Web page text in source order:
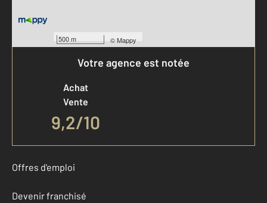
500 m ©Mappy
Votre agence est notée
Achat
Vente
9,2/10
Offres d'emploi
Devenir franchisé